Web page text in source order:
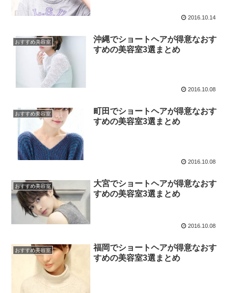
2016.10.14
おすすめ美容室
沖縄でショートヘアが得意なおす
すめの美容室3選まとめ
2016.10.08
おすすめ美容室
町田でショートヘアが得意なおす
すめの美容室3選まとめ
2016.10.08
おすすめ美容室
大宮でショートヘアが得意なおす
すめの美容室3選まとめ
2016.10.08
おすすめ美容室
福岡でショートヘアが得意なおす
すめの美容室3選まとめ